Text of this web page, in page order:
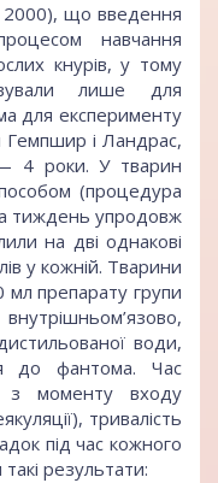
що введення
навчання
кнурів, у тому
лише для
для експерименту
і Ландрас,
4 роки. У тварин
(процедура
тиждень упродовж
на дві однакові
у кожній. Тварини
мл препарату групи
води,
до фантома. Час
з моменту входу
тривалість
під час кожного
результати: